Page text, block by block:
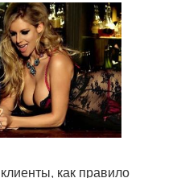
как правило